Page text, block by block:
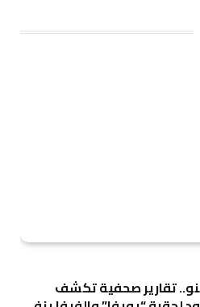
تقارير صحفية تكشف